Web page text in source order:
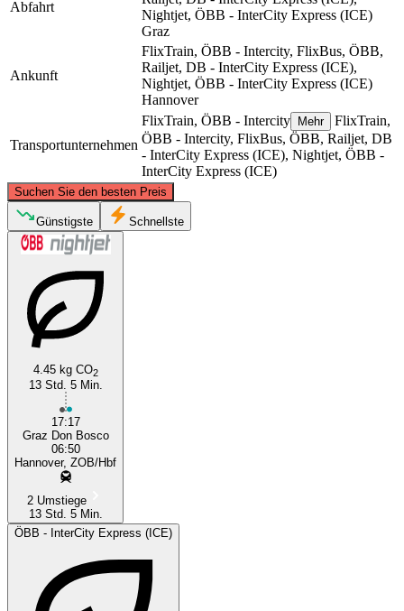
Abfahrt
Nightjet, ÖBB - InterCity Express (ICE)
Graz
Ankunft
FlixTrain, ÖBB - Intercity, FlixBus, ÖBB,
Railjet, DB - InterCity Express (ICE),
Nightjet, ÖBB - InterCity Express (ICE)
Hannover
Transportunternehmen
FlixTrain, ÖBB - Intercity Mehr
FlixTrain,
ÖBB - Intercity, FlixBus, ÖBB, Railjet, DB
- InterCity Express (ICE), Nightjet, ÖBB -
InterCity Express (ICE)
Suchen Sie den besten Preis
Hanover
©CARTO, ©OpenStreetMap
Günstigste Schnellste
4.45 kg CO2
13 Std. 5 Min.
17:17
Graz Don Bosco
06:50
Hannover, ZOB/Hbf
2 Umstiege
13 Std. 5 Min.
ÖBB - InterCity Express (ICE)